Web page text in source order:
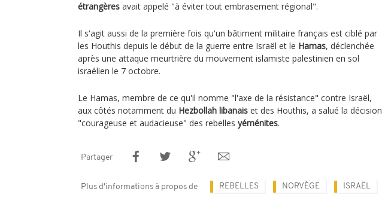
étrangères avait appelé "à éviter tout embrasement régional".
Il s'agit aussi de la première fois qu'un bâtiment militaire français est ciblé par
les Houthis depuis le début de la guerre entre Israël et le Hamas, déclenchée
après une attaque meurtrière du mouvement islamiste palestinien en sol
israélien le 7 octobre.
Le Hamas, membre de ce qu'il nomme "l'axe de la résistance" contre Israël,
aux côtés notamment du Hezbollah libanais et des Houthis, a salué la décision
"courageuse et audacieuse" des rebelles yéménites.
Partager
Plus d'informations à propos de REBELLES NORVÈGE ISRAËL